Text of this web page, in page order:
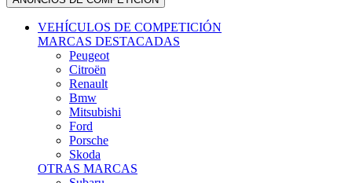
VEHÍCULOS DE COMPETICIÓN
MARCAS DESTACADAS
Peugeot
Citroën
Renault
Bmw
Mitsubishi
Ford
Porsche
Skoda
OTRAS MARCAS
Subaru
Seat